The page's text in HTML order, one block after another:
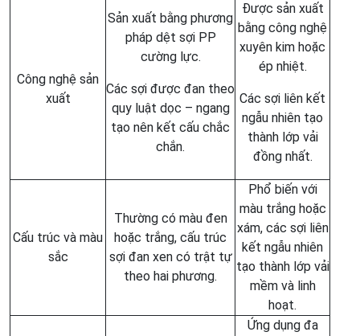
Công nghệ sản
xuất
Sản xuất bằng phương
pháp dệt sợi PP
cường lực.
Các sợi được đan theo
quy luật dọc – ngang
tạo nên kết cấu chắc
chắn.
Được sản xuất
bằng công nghệ
xuyên kim hoặc
ép nhiệt.
Các sợi liên kết
ngẫu nhiên tạo
thành lớp vải
đồng nhất.
Cấu trúc và màu
sắc
Thường có màu đen
hoặc trắng, cấu trúc
sợi đan xen có trật tự
theo hai phương.
Phổ biến với
màu trắng hoặc
xám, các sợi liên
kết ngẫu nhiên
tạo thành lớp vải
mềm và linh
hoạt.
Ứng dụng đa